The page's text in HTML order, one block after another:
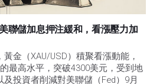
聯儲加息押注緩和，看漲壓力加
金（XAU/USD）積聚看漲動能，
最高水平，突破4300美元，受到地
投資者削減對美聯儲（Fed）9月